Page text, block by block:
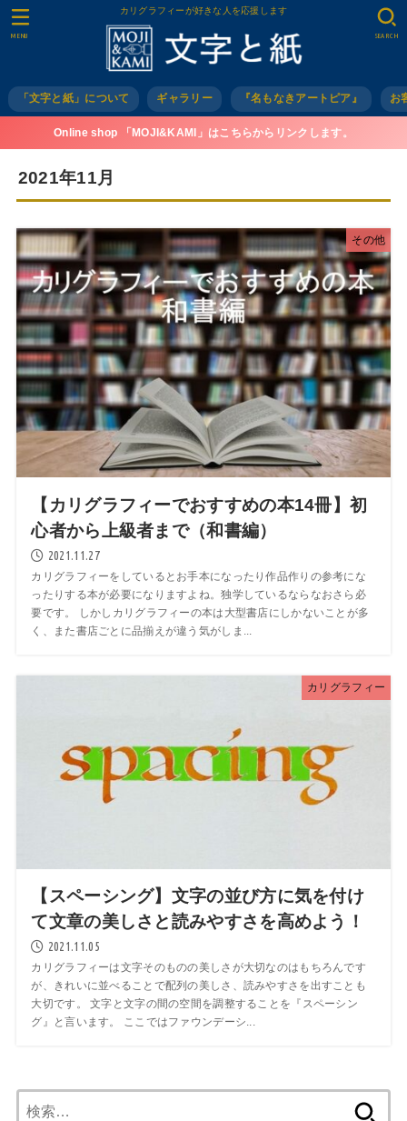
カリグラフィーが好きな人を応援します
「文字と紙」について ギャラリー 『名もなきアートピア』 お
SEARCH
MENU
Online shop 「MOJI&KAMI」はこちらからリンクします。
2021年11月
その他
【カリグラフィーでおすすめの本14冊】初
心者から上級者まで（和書編）
2021.11.27
カリグラフィーをしているとお手本になったり作品作りの参考にな
ったりする本が必要になりますよね。独学しているならなおさら必
要です。 しかしカリグラフィーの本は大型書店にしかないことが多
く、また書店ごとに品揃えが違う気がしま...
カリグラフィー
【スペーシング】文字の並び方に気を付け
て文章の美しさと読みやすさを高めよう！
2021.11.05
カリグラフィーは文字そのものの美しさが大切なのはもちろんです
が、きれいに並べることで配列の美しさ、読みやすさを出すことも
大切です。 文字と文字の間の空間を調整することを『スペーシン
グ』と言います。 ここではファウンデーシ...